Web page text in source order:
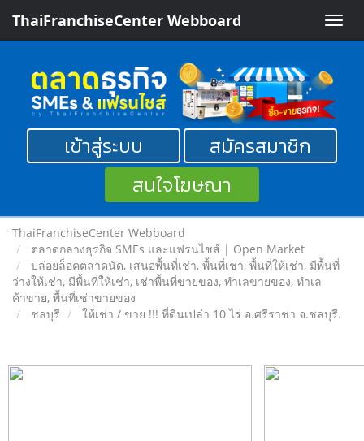
Toggle
ThaiFranchiseCenter Webboard
เข้าสู่ระบบ
สมัครสมาชิก
สนใจโฆษณา
ThaiFranchiseCenter Webboard
ตลาดกลางธุรกิจ SMEs และแฟรนไชส์ | Open Market
ปล่อยล็อคตลาดนัด, เสนอพื้นที่เช่า, พื้นที่เช่า, พื้นที่ให้เช่า, มีพื้นที่
ว่างให้เช่า, มีพื้นที่ให้เช่า, เช่าพื้นที่ขายของ, ทําเลขายของ, ทำเล
ค้าขาย, พื้นที่เช่าขายของ
ชลบุรี
ให้เช่า / ขาย !!! ที่ดินเปล่า 10 ไร่ อ.ศรีราชา จ.ชลบุรี.